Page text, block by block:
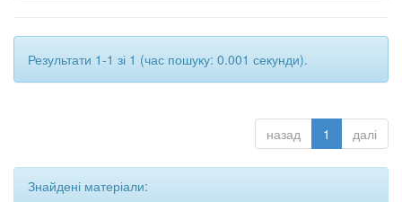
Результати 1-1 зі 1 (час пошуку: 0.001 секунди).
назад 1 далі
Знайдені матеріали: